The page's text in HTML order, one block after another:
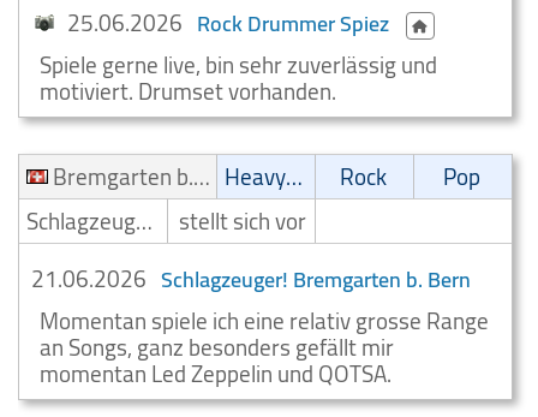
25.06.2026 Rock Drummer Spiez
Spiele gerne live, bin sehr zuverlässig und
motiviert. Drumset vorhanden.
Bremgarten b. Bern
Heavy-Metal Rock
Pop
Schlagzeuger/Drummer
stellt sich vor
21.06.2026 Schlagzeuger! Bremgarten b. Bern
Momentan spiele ich eine relativ grosse Range
an Songs, ganz besonders gefällt mir
momentan Led Zeppelin und QOTSA.